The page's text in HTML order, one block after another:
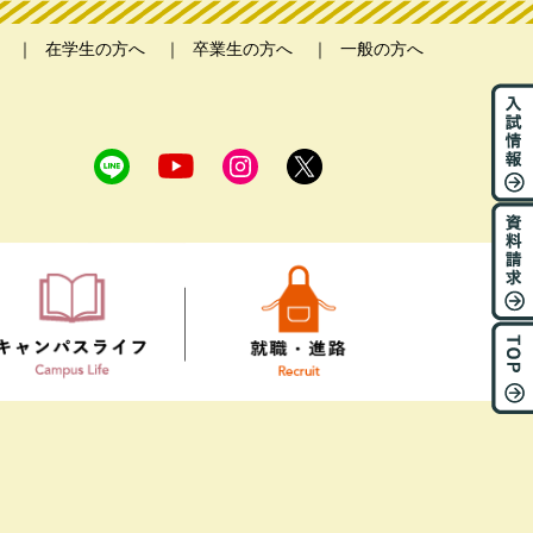
在学生の方へ 卒業生の方へ 一般の方へ